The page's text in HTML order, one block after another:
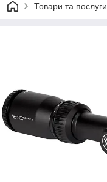
Товари та послуги